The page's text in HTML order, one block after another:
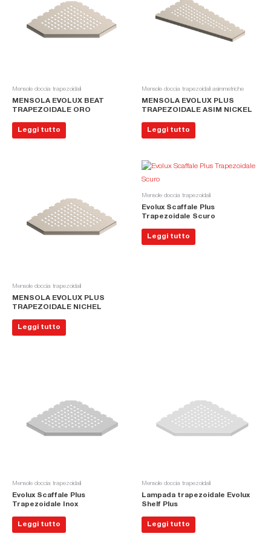
Mensole doccia trapezoidali
MENSOLA EVOLUX BEAT
TRAPEZOIDALE ORO
Leggi tutto
Mensole doccia trapezoidali asimmetriche
MENSOLA EVOLUX PLUS
TRAPEZOIDALE ASIM NICKEL
Leggi tutto
Mensole doccia trapezoidali
MENSOLA EVOLUX PLUS
TRAPEZOIDALE NICHEL
Leggi tutto
Mensole doccia trapezoidali
Evolux Scaffale Plus
Trapezoidale Scuro
Leggi tutto
Mensole doccia trapezoidali
Evolux Scaffale Plus
Trapezoidale Inox
Leggi tutto
Mensole doccia trapezoidali
Lampada trapezoidale Evolux
Shelf Plus
Leggi tutto